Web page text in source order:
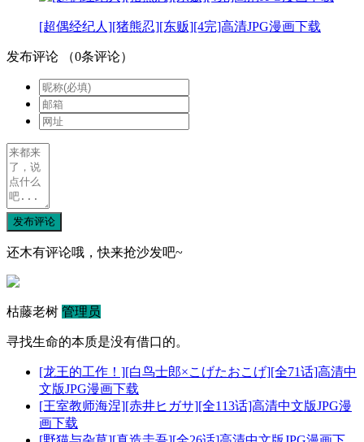
[超偶经纪人][猪熊忍][东贩][4完]高清JPG漫画下载
发布评论 （0条评论）
发布评论
还木有评论哦，快来抢沙发吧~
枯藤老树 管理员
寻找生命的本质是没有借口的。
[龙王的工作！][白鸟士郎×こげたおこげ][全71话]高清中
文版JPG漫画下载
[王室教师海涅][赤井ヒガサ][全113话]高清中文版JPG漫
画下载